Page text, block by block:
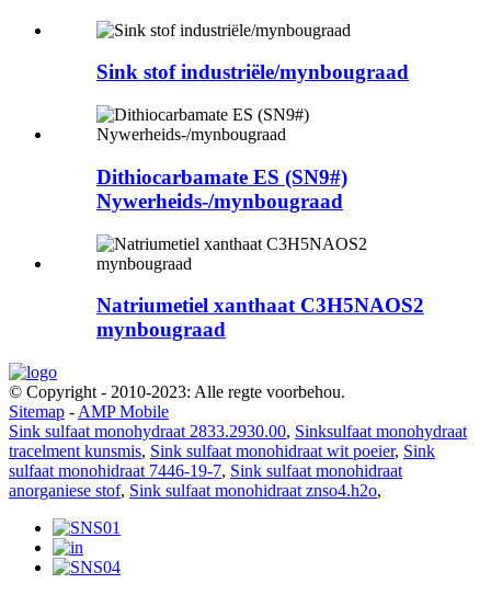
Sink stof industriële/mynbougraad
Dithiocarbamate ES (SN9#)
Nywerheids-/mynbougraad
Natriumetiel xanthaat C3H5NAOS2
mynbougraad
© Copyright - 2010-2023: Alle regte voorbehou.
Sitemap - AMP Mobile
Sink sulfaat monohydraat 2833.2930.00, Sinksulfaat monohydraat
tracelment kunsmis, Sink sulfaat monohidraat wit poeier, Sink
sulfaat monohidraat 7446-19-7, Sink sulfaat monohidraat
anorganiese stof, Sink sulfaat monohidraat znso4.h2o,